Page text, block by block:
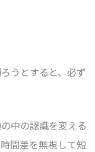
うとすると、必ず
中の認識を変える
間差を無視して短